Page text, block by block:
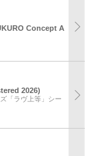
Concept A
2026)
「ラヴ上等」シー